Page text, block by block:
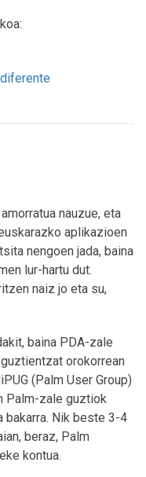
nauzue, eta
aplikazioen
nengoen jada, baina
lur-hartu dut.
naiz jo eta su,
baina PDA-zale
orokorrean
(Palm User Group)
Palm-zale guztiok
bakarra. Nik beste 3-4
beraz, Palm
kontua.